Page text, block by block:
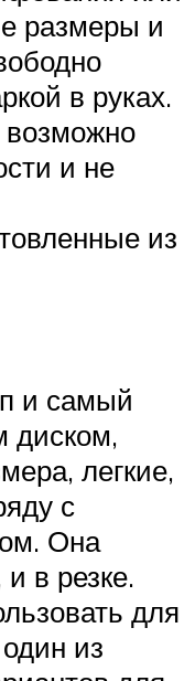
размеры и
в руках.
возможно
и не
из
и самый
диском,
легкие,
с
Она
в резке.
для
из